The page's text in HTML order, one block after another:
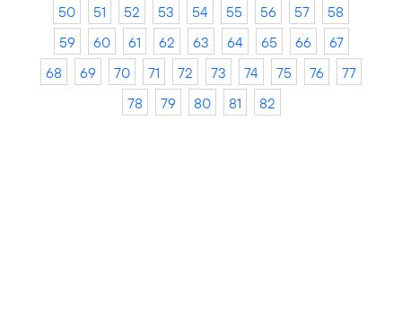
50
51 52 53 54 55 56 57
58
59
60 61 62 63 64 65 66
67
68
69 70 71 72 73 74 75 76
77
78
79 80 81 82